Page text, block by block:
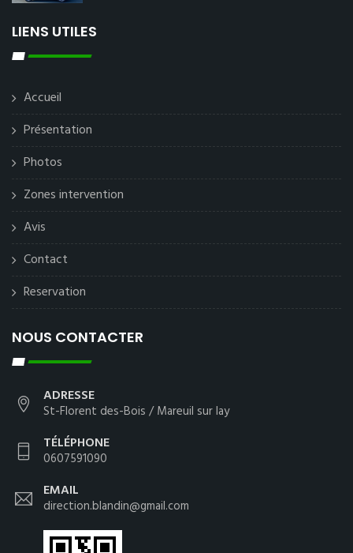
LIENS UTILES
Accueil
Présentation
Photos
Zones intervention
Avis
Contact
Reservation
NOUS CONTACTER
ADRESSE
St-Florent des-Bois / Mareuil sur lay
TÉLÉPHONE
0607591090
EMAIL
direction.blandin@gmail.com